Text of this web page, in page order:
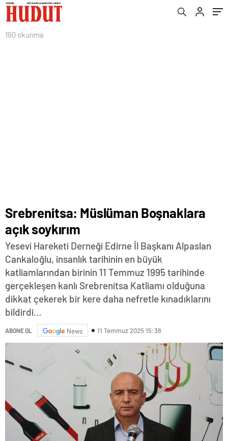
190 okunma
Srebrenitsa: Müslüman Boşnaklara
açık soykırım
Yesevi Hareketi Derneği Edirne İl Başkanı Alpaslan
Cankaloğlu, insanlık tarihinin en büyük
katliamlarından birinin 11 Temmuz 1995 tarihinde
gerçekleşen kanlı Srebrenitsa Katliamı olduğuna
dikkat çekerek bir kere daha nefretle kınadıklarını
bildirdi…
ABONE OL News 11 Temmuz 2025 15:38